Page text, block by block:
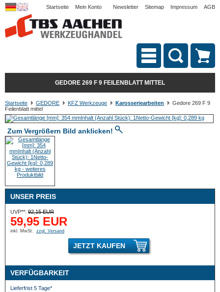
Startseite Mein Konto Newsletter Sitemap Impressum AGB
GEDORE 269 F 9 FEILENBLATT MITTEL
Startseite GEDORE KFZ Werkzeuge Karosseriearbeiten
Gedore 269 F 9
Feilenblatt mittel
Zum Vergrößern Bild anklicken!
UNSER PREIS
UVP**: 92,15 EUR
59,95 EUR
inkl. MwSt. zzgl. Versand
JETZT KAUFEN
VERFÜGBARKEIT
Lieferfrist 5 Tage*